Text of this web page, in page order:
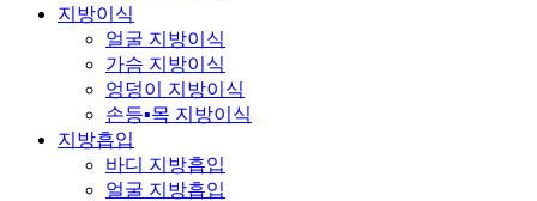
지방이식
얼굴 지방이식
가슴 지방이식
엉덩이 지방이식
손등▪목 지방이식
지방흡입
바디 지방흡입
얼굴 지방흡입